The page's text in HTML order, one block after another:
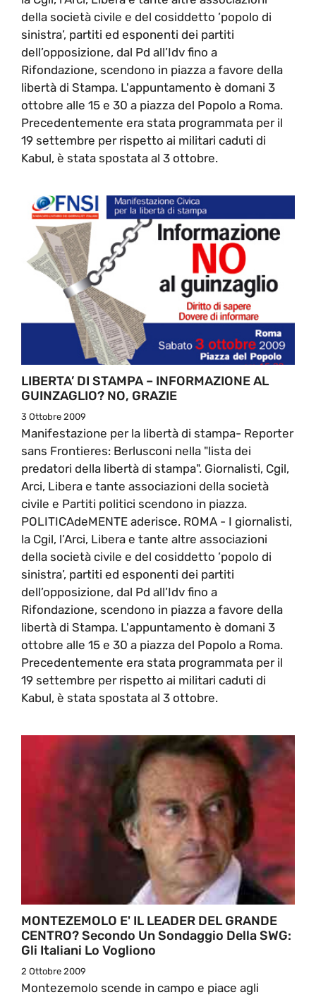
della società civile e del cosiddetto ’popolo di
sinistra’, partiti ed esponenti dei partiti
dell’opposizione, dal Pd all’Idv fino a
Rifondazione, scendono in piazza a favore della
libertà di Stampa. L'appuntamento è domani 3
ottobre alle 15 e 30 a piazza del Popolo a Roma.
Precedentemente era stata programmata per il
19 settembre per rispetto ai militari caduti di
Kabul, è stata spostata al 3 ottobre.
LIBERTA’ DI STAMPA – INFORMAZIONE AL
GUINZAGLIO? NO, GRAZIE
3 Ottobre 2009
Manifestazione per la libertà di stampa- Reporter
sans Frontieres: Berlusconi nella "lista dei
predatori della libertà di stampa". Giornalisti, Cgil,
Arci, Libera e tante associazioni della società
civile e Partiti politici scendono in piazza.
POLITICAdeMENTE aderisce. ROMA - I giornalisti,
la Cgil, l’Arci, Libera e tante altre associazioni
della società civile e del cosiddetto ’popolo di
sinistra’, partiti ed esponenti dei partiti
dell’opposizione, dal Pd all’Idv fino a
Rifondazione, scendono in piazza a favore della
libertà di Stampa. L'appuntamento è domani 3
ottobre alle 15 e 30 a piazza del Popolo a Roma.
Precedentemente era stata programmata per il
19 settembre per rispetto ai militari caduti di
Kabul, è stata spostata al 3 ottobre.
MONTEZEMOLO E' IL LEADER DEL GRANDE
CENTRO? Secondo Un Sondaggio Della SWG:
Gli Italiani Lo Vogliono
2 Ottobre 2009
Montezemolo scende in campo e piace agli